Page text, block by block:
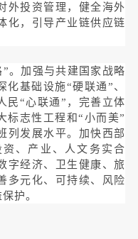
外投资管理，健全海外
化，引导产业链供应链
”。加强与共建国家战略
基础设施“硬联通”、
民“心联通”，完善立体
标志性工程和“小而美”
列发展水平。加快西部
、产业、人文务实合
字经济、卫生健康、旅
多元化、可持续、风险
护。